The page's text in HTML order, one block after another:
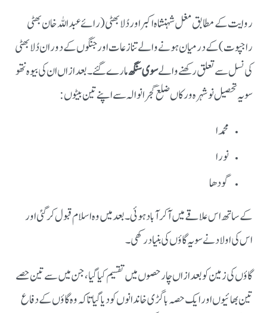
روایت کے مطابق مغل شہنشاہ اکبر اور دُلا بھٹی (رائے عبداللہ خان بھٹی
راجپوت) کے درمیان ہونے والے تنازعات اور جنگوں کے دوران دُلا بھٹی
کی نسل سے تعلق رکھنے والےسوی سنگھمارے گئے۔ بعد ازاں ان کی بیوہ نتھو
سویہ تحصیل نوشہرہ ورکاں ضلع گجرانوالہ سے اپنے تین بیٹوں:
محمدا
نورا
گودھا
کے ساتھ اس علاقے میں آ کر آباد ہوئی۔ بعد میں وہ اسلام قبول کر گئی اور
اس کی اولاد نے سویہ گاؤں کی بنیاد رکھی۔
گاؤں کی زمین کو بعد ازاں چار حصوں میں تقسیم کیا گیا، جن میں سے تین حصے
تین بھائیوں اور ایک حصہ باگڑی خاندانوں کو دیا گیا تاکہ وہ گاؤں کے دفاع